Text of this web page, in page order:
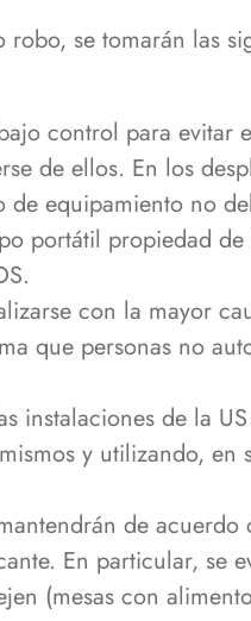
se tomarán las
control para evitar
de ellos. En los
equipamiento no
portátil propiedad de
con la mayor
que personas no
instalaciones de la
y utilizando, en
de
En particular, se
(mesas con